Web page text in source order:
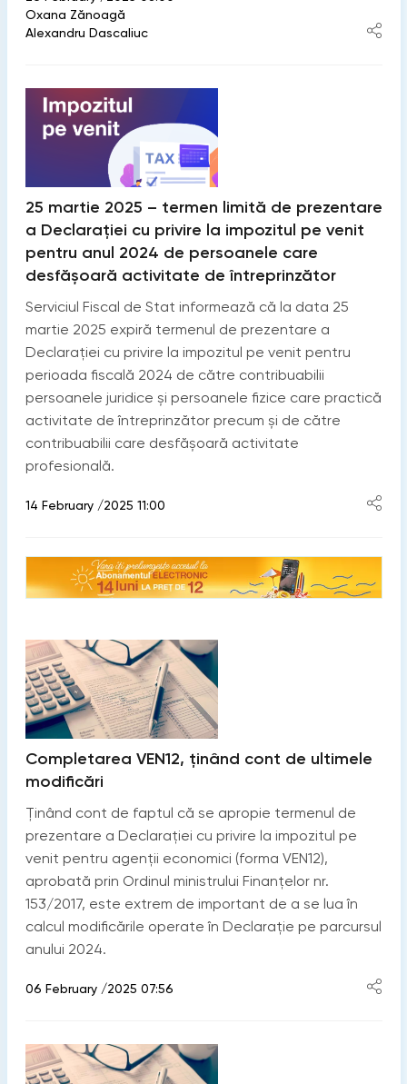
Oxana Zănoagă
Alexandru Dascaliuc
25 martie 2025 – termen limită de prezentare
a Declarației cu privire la impozitul pe venit
pentru anul 2024 de persoanele care
desfășoară activitate de întreprinzător
Serviciul Fiscal de Stat informează că la data 25
martie 2025 expiră termenul de prezentare a
Declarației cu privire la impozitul pe venit pentru
perioada fiscală 2024 de către contribuabilii
persoanele juridice și persoanele fizice care practică
activitate de întreprinzător precum și de către
contribuabilii care desfășoară activitate
profesională.
14 February /2025 11:00
Completarea VEN12, ținând cont de ultimele
modificări
Ținând cont de faptul că se apropie termenul de
prezentare a Declarației cu privire la impozitul pe
venit pentru agenții economici (forma VEN12),
aprobată prin Ordinul ministrului Finanțelor nr.
153/2017, este extrem de important de a se lua în
calcul modificările operate în Declarație pe parcursul
anului 2024.
06 February /2025 07:56